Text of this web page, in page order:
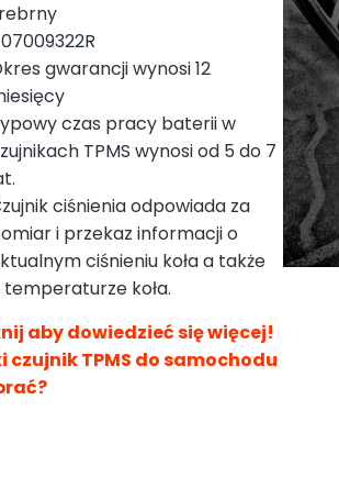
gwarancji wynosi 12
czas pracy baterii w
TPMS wynosi od 5 do 7
ciśnienia odpowiada za
i przekaz informacji o
ciśnieniu koła a także
temperaturze koła.
aby dowiedzieć się więcej!
czujnik TPMS do samochodu